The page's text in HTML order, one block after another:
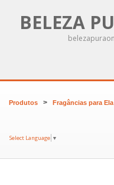
BELEZA
Produtos > Fragâncias para Ela
Select Language ▼